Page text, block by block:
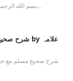
🌴 بسم الله الرحمن الرحیم🌴 تعارف ’’ سیر أعلام النبلاء…